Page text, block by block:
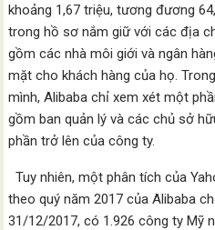
khoảng 1,67 triệu, tương đương
trong hồ sơ nắm giữ với các địa
gồm các nhà môi giới và ngân
mặt cho khách hàng của họ.
mình, Alibaba chỉ xem xét một
gồm ban quản lý và các chủ sở
phần trở lên của công ty.
Tuy nhiên, một phân tích của
theo quý năm 2017 của Alibaba
31/12/2017, có 1.926 công ty Mỹ